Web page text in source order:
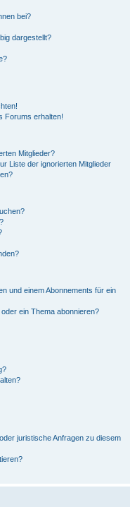
bei?
dargestellt?
Forums erhalten!
Mitglieder?
Liste der ignorierten Mitglieder
und einem Abonnements für ein
ein Thema abonnieren?
juristische Anfragen zu diesem